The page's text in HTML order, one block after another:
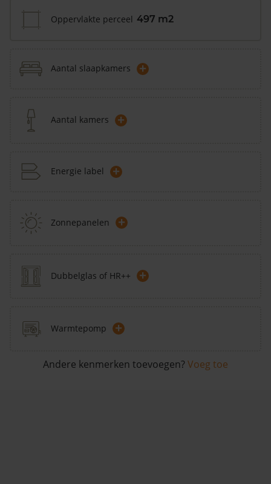
Oppervlakte perceel 497 m2
Aantal slaapkamers +
Aantal kamers +
Energie label +
Zonnepanelen +
Dubbelglas of HR++ +
Warmtepomp +
Andere kenmerken toevoegen? Voeg toe